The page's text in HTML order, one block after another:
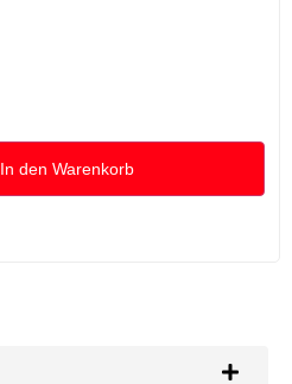
In den Warenkorb